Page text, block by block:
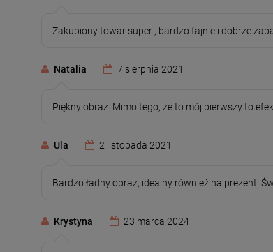
Zakupiony towar super , bardzo fajnie i dobrze
Natalia 7 sierpnia 2021
Piękny obraz. Mimo tego, że to mój pierwszy to
Ula 2 listopada 2021
Bardzo ładny obraz, idealny również na prezent.
Krystyna 23 marca 2024